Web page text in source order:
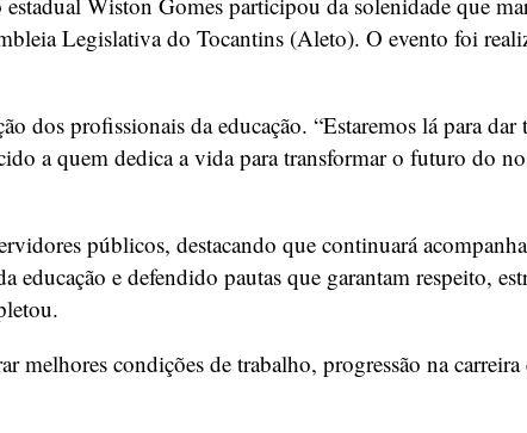
Legislativa do Tocantins (Aleto). O evento foi
dos profissionais da educação. “Estaremos lá para dar
a quem dedica a vida para transformar o futuro do
públicos, destacando que continuará
e defendido pautas que garantam respeito,
melhores condições de trabalho, progressão na